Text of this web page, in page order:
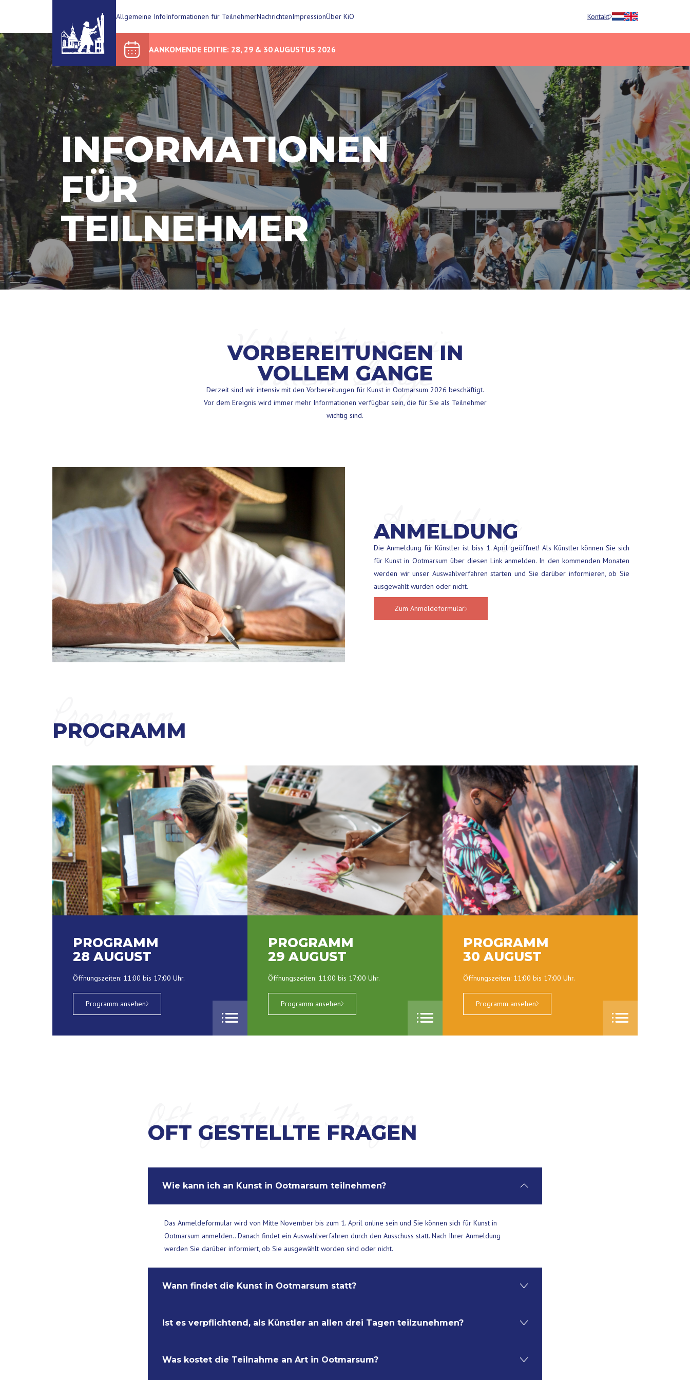
Allgemeine InfoInformationen für TeilnehmerNachrichtenImpressionÜber KiO Kontakt
AANKOMENDE EDITIE: 28, 29 & 30 AUGUSTUS 2026
INFORMATIONEN
FÜR
TEILNEHMER
Vorbereitungen in
vollem Gange
VORBEREITUNGEN IN
VOLLEM GANGE
Derzeit sind wir intensiv mit den Vorbereitungen für Kunst in Ootmarsum 2026 beschäftigt.
Vor dem Ereignis wird immer mehr Informationen verfügbar sein, die für Sie als Teilnehmer
wichtig sind.
Anmeldung
ANMELDUNG
Die Anmeldung für Künstler ist biss 1. April geöffnet! Als Künstler können Sie sich
für Kunst in Ootmarsum über diesen Link anmelden. In den kommenden Monaten
werden wir unser Auswahlverfahren starten und Sie darüber informieren, ob Sie
ausgewählt wurden oder nicht.
Zum Anmeldeformular
Programm
PROGRAMM
PROGRAMM
28 AUGUST
Öffnungszeiten: 11:00 bis 17:00 Uhr.
Programm ansehen
PROGRAMM
29 AUGUST
Öffnungszeiten: 11:00 bis 17:00 Uhr.
Programm ansehen
PROGRAMM
30 AUGUST
Öffnungszeiten: 11:00 bis 17:00 Uhr.
Programm ansehen
Oft gestellte Fragen
OFT GESTELLTE FRAGEN
Wie kann ich an Kunst in Ootmarsum teilnehmen?
Das Anmeldeformular wird von Mitte November bis zum 1. April online sein und Sie können sich für Kunst in
Ootmarsum anmelden.. Danach findet ein Auswahlverfahren durch den Ausschuss statt. Nach Ihrer Anmeldung
werden Sie darüber informiert, ob Sie ausgewählt worden sind oder nicht.
Wann findet die Kunst in Ootmarsum statt?
Kunst in Ootmarusm findet jedes Jahr von Freitag bis Sonntag am letzten vollständigen Wochenende im August statt.
Ist es verpflichtend, als Künstler an allen drei Tagen teilzunehmen?
Ja, das ist eine Voraussetzung. Es ist nicht möglich, davon abzuweichen.
Was kostet die Teilnahme an Art in Ootmarsum?